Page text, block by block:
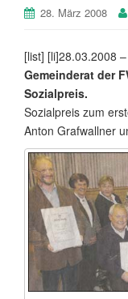
28. März 2008
[list] [li]28.03.2008
Gemeinderat der
Sozialpreis.
Sozialpreis zum
Anton Grafwallner